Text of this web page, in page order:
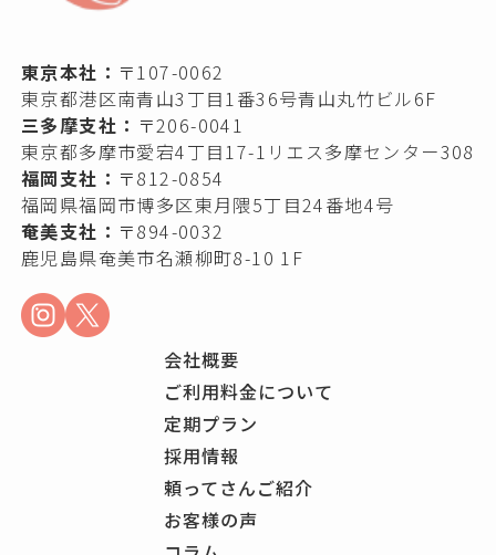
東京本社： 〒107-0062
東京都港区南青山3丁目1番36号青山丸竹ビル6F
三多摩支社： 〒206-0041
東京都多摩市愛宕4丁目17-1リエス多摩センター308
福岡支社： 〒812-0854
福岡県福岡市博多区東月隈5丁目24番地4号
奄美支社： 〒894-0032
鹿児島県奄美市名瀬柳町8-10 1F
会社概要
ご利用料金について
定期プラン
採用情報
頼ってさんご紹介
お客様の声